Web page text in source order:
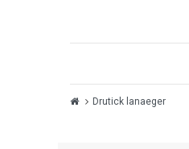
Drutick lanaeger